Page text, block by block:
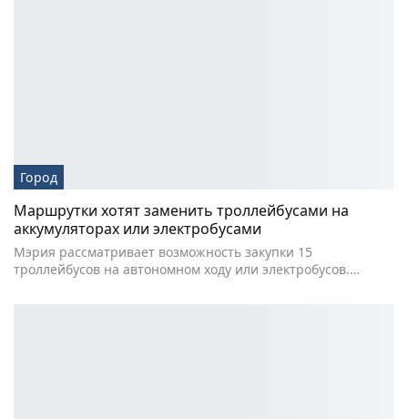
Город
Маршрутки хотят заменить троллейбусами на
аккумуляторах или электробусами
Мэрия рассматривает возможность закупки 15
троллейбусов на автономном ходу или электробусов.…